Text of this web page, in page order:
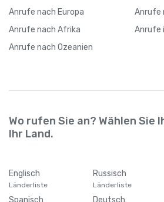
Anrufe nach Europa Anrufe
Anrufe nach Afrika Anrufe
Anrufe nach Ozeanien
Wo rufen Sie an? Wählen Sie
Ihr Land.
Englisch
Länderliste
Russisch
Länderliste
Spanisch Deutsch